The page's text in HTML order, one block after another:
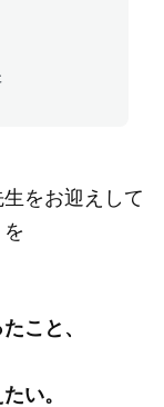
をお迎えして
こと、
い。